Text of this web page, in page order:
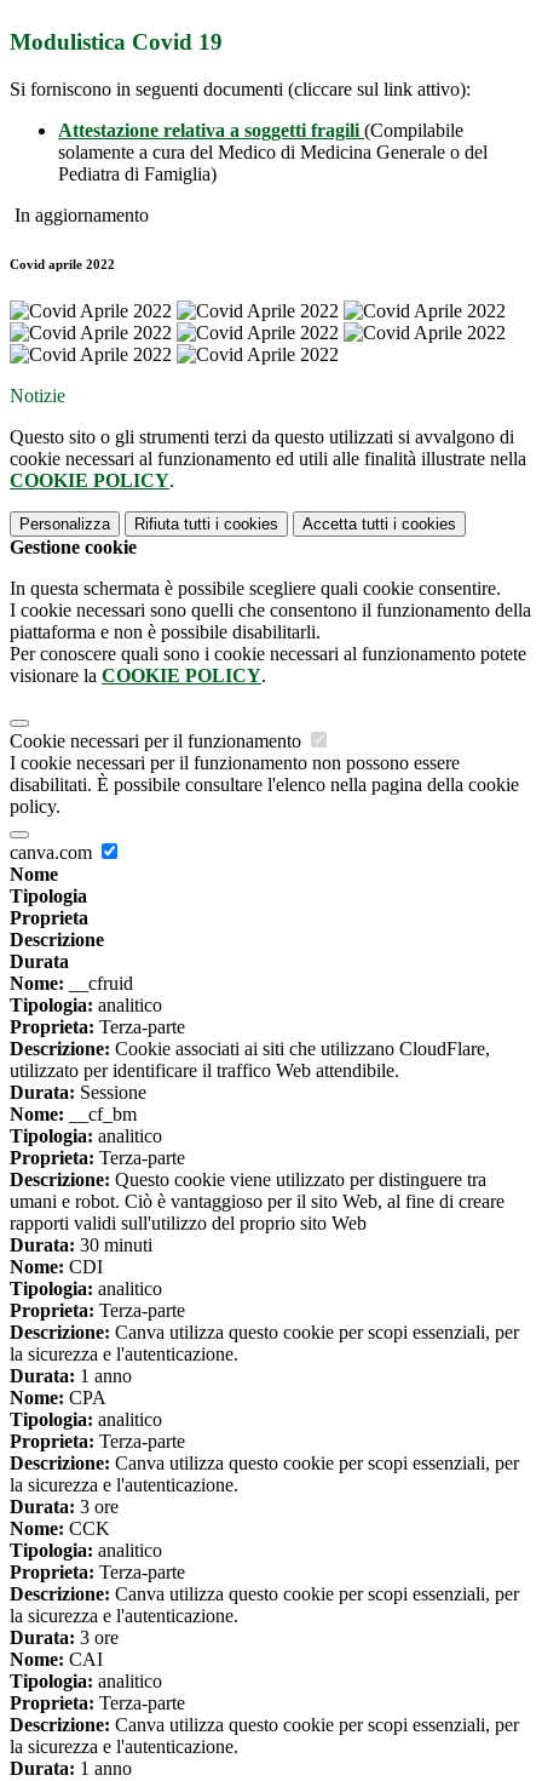
Modulistica Covid 19
Si forniscono in seguenti documenti (cliccare sul link attivo):
Attestazione relativa a soggetti fragili (Compilabile
solamente a cura del Medico di Medicina Generale o del
Pediatra di Famiglia)
In aggiornamento
Covid aprile 2022
Notizie
Questo sito o gli strumenti terzi da questo utilizzati si avvalgono di
cookie necessari al funzionamento ed utili alle finalità illustrate nella
COOKIE POLICY.
Personalizza Rifiuta tutti i cookies Accetta tutti i cookies
Gestione cookie
In questa schermata è possibile scegliere quali cookie consentire.
I cookie necessari sono quelli che consentono il funzionamento della
piattaforma e non è possibile disabilitarli.
Per conoscere quali sono i cookie necessari al funzionamento potete
visionare la COOKIE POLICY.
Cookie necessari per il funzionamento
I cookie necessari per il funzionamento non possono essere
disabilitati. È possibile consultare l'elenco nella pagina della cookie
policy.
canva.com
Nome
Tipologia
Proprieta
Descrizione
Durata
Nome: __cfruid
Tipologia: analitico
Proprieta: Terza-parte
Descrizione: Cookie associati ai siti che utilizzano CloudFlare,
utilizzato per identificare il traffico Web attendibile.
Durata: Sessione
Nome: __cf_bm
Tipologia: analitico
Proprieta: Terza-parte
Descrizione: Questo cookie viene utilizzato per distinguere tra
umani e robot. Ciò è vantaggioso per il sito Web, al fine di creare
rapporti validi sull'utilizzo del proprio sito Web
Durata: 30 minuti
Nome: CDI
Tipologia: analitico
Proprieta: Terza-parte
Descrizione: Canva utilizza questo cookie per scopi essenziali, per
la sicurezza e l'autenticazione.
Durata: 1 anno
Nome: CPA
Tipologia: analitico
Proprieta: Terza-parte
Descrizione: Canva utilizza questo cookie per scopi essenziali, per
la sicurezza e l'autenticazione.
Durata: 3 ore
Nome: CCK
Tipologia: analitico
Proprieta: Terza-parte
Descrizione: Canva utilizza questo cookie per scopi essenziali, per
la sicurezza e l'autenticazione.
Durata: 3 ore
Nome: CAI
Tipologia: analitico
Proprieta: Terza-parte
Descrizione: Canva utilizza questo cookie per scopi essenziali, per
la sicurezza e l'autenticazione.
Durata: 1 anno